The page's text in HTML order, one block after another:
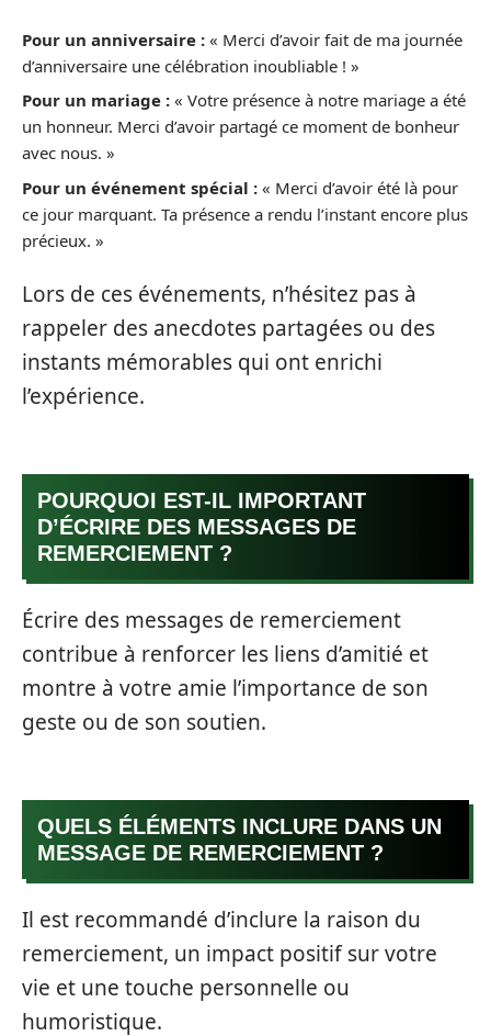
Pour un anniversaire : « Merci d’avoir fait de ma journée
d’anniversaire une célébration inoubliable ! »
Pour un mariage : « Votre présence à notre mariage a été
un honneur. Merci d’avoir partagé ce moment de bonheur
avec nous. »
Pour un événement spécial : « Merci d’avoir été là pour
ce jour marquant. Ta présence a rendu l’instant encore plus
précieux. »
Lors de ces événements, n’hésitez pas à
rappeler des anecdotes partagées ou des
instants mémorables qui ont enrichi
l’expérience.
POURQUOI EST-IL IMPORTANT
D’ÉCRIRE DES MESSAGES DE
REMERCIEMENT ?
Écrire des messages de remerciement
contribue à renforcer les liens d’amitié et
montre à votre amie l’importance de son
geste ou de son soutien.
QUELS ÉLÉMENTS INCLURE DANS UN
MESSAGE DE REMERCIEMENT ?
Il est recommandé d’inclure la raison du
remerciement, un impact positif sur votre
vie et une touche personnelle ou
humoristique.